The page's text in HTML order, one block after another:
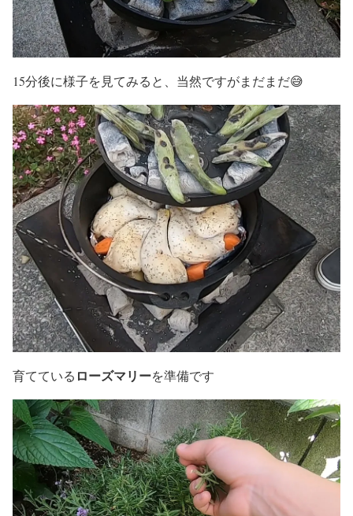
15分後に様子を見てみると、当然ですがまだまだ😅
育てている ローズマリーを準備です